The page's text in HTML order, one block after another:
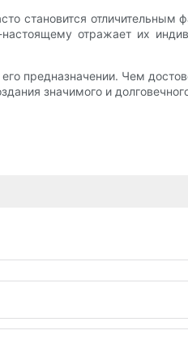
становится отличительным
отражает их
предназначении. Чем
значимого и